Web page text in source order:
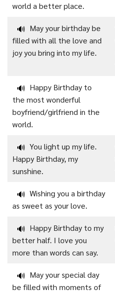
world a better place.
🔊 May your birthday be
filled with all the love and
joy you bring into my life.
🔊 Happy Birthday to
the most wonderful
boyfriend/girlfriend in the
world.
🔊 You light up my life.
Happy Birthday, my
sunshine.
🔊 Wishing you a birthday
as sweet as your love.
🔊 Happy Birthday to my
better half. I love you
more than words can say.
🔊 May your special day
be filled with moments of